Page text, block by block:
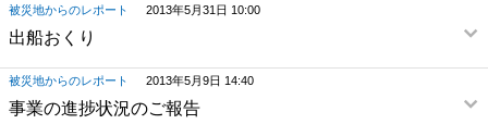
被災地からのレポート 2013年5月31日 10:00
出船おくり
被災地からのレポート 2013年5月9日 14:40
事業の進捗状況のご報告